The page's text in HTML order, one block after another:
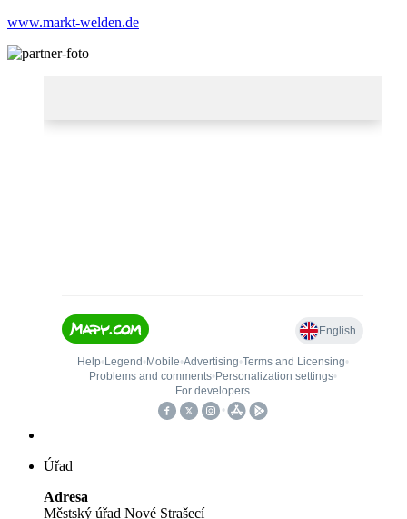
www.markt-welden.de
Úřad
Adresa
Městský úřad Nové Strašecí